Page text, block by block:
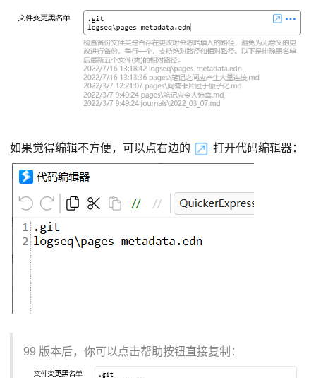
如果觉得编辑不方便，可以点右边的 打开代码编辑器：
99 版本后，你可以点击帮助按钮直接复制：